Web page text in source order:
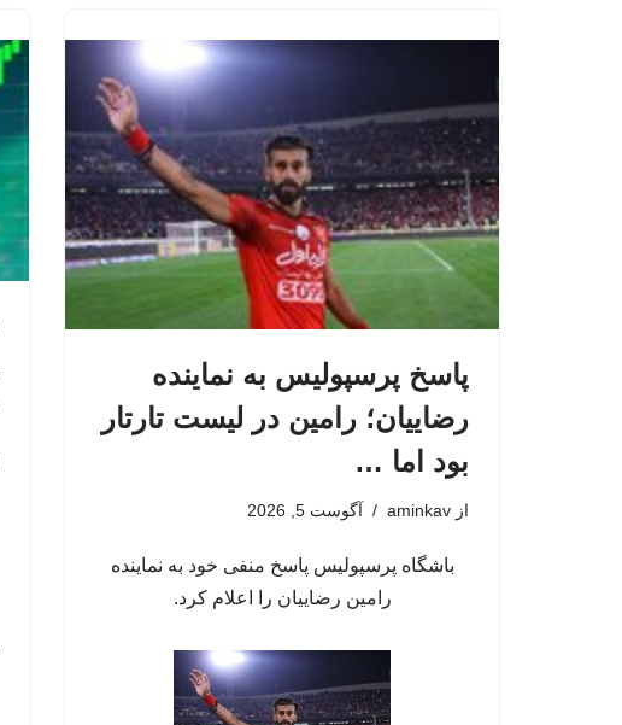
پاسخ پرسپولیس به نماینده
رضاییان؛ رامین در لیست تارتار
بود اما …
از aminkav آگوست 5, 2026
باشگاه پرسپولیس پاسخ منفی خود به نماینده
رامین رضاییان را اعلام کرد.